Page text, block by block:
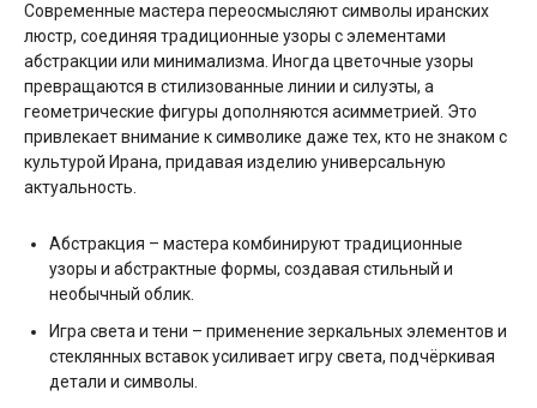
Современные мастера переосмысляют символы иранских
люстр, соединяя традиционные узоры с элементами
абстракции или минимализма. Иногда цветочные узоры
превращаются в стилизованные линии и силуэты, а
геометрические фигуры дополняются асимметрией. Это
привлекает внимание к символике даже тех, кто не знаком с
культурой Ирана, придавая изделию универсальную
актуальность.
Абстракция – мастера комбинируют традиционные
узоры и абстрактные формы, создавая стильный и
необычный облик.
Игра света и тени – применение зеркальных элементов и
стеклянных вставок усиливает игру света, подчёркивая
детали и символы.